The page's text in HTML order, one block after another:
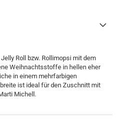
Roll bzw. Rollimopsi mit dem
Weihnachtsstoffe in hellen eher
in einem mehrfarbigen
ist ideal für den Zuschnitt mit
Michell.